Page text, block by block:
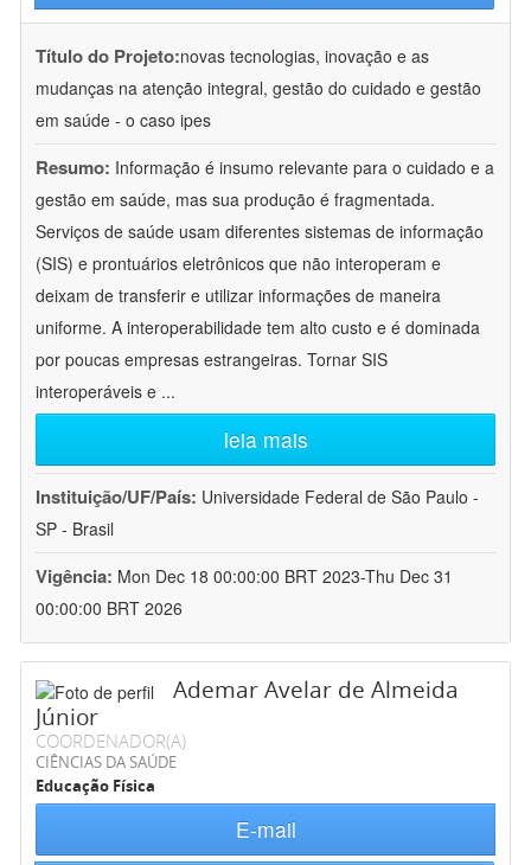
Título do Projeto:novas tecnologias, inovação e as
mudanças na atenção integral, gestão do cuidado e gestão
em saúde - o caso ipes
Resumo: Informação é insumo relevante para o cuidado e a
gestão em saúde, mas sua produção é fragmentada.
Serviços de saúde usam diferentes sistemas de informação
(SIS) e prontuários eletrônicos que não interoperam e
deixam de transferir e utilizar informações de maneira
uniforme. A interoperabilidade tem alto custo e é dominada
por poucas empresas estrangeiras. Tornar SIS
interoperáveis e ...
leia mais
Instituição/UF/País: Universidade Federal de São Paulo -
SP - Brasil
Vigência: Mon Dec 18 00:00:00 BRT 2023-Thu Dec 31
00:00:00 BRT 2026
Ademar Avelar de Almeida
Júnior
COORDENADOR(A)
CIÊNCIAS DA SAÚDE
Educação Física
E-mail